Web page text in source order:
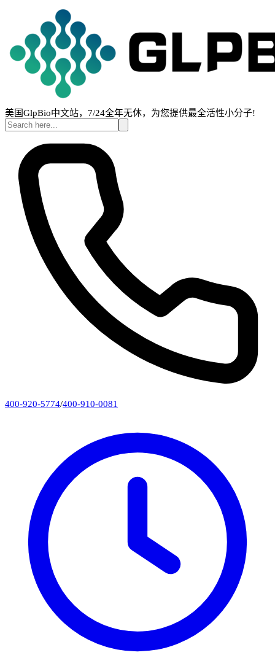
美国GlpBio中文站，7/24全年无休，为您提供最全活性小分子!
400-920-5774/400-910-0081